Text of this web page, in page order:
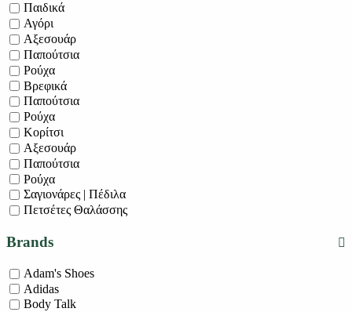
Παιδικά
Αγόρι
Αξεσουάρ
Παπούτσια
Ρούχα
Βρεφικά
Παπούτσια
Ρούχα
Κορίτσι
Αξεσουάρ
Παπούτσια
Ρούχα
Σαγιονάρες | Πέδιλα
Πετσέτες Θαλάσσης
Brands
Adam's Shoes
Adidas
Body Talk